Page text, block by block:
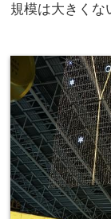
規模は大きく